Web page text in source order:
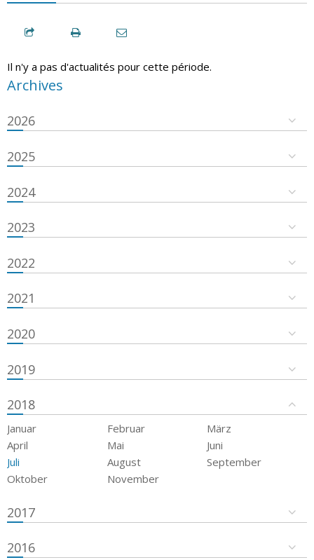
Il n'y a pas d'actualités pour cette période.
Archives
2026
2025
2024
2023
2022
2021
2020
2019
2018
Januar Februar
März
April
Mai
Juni
Juli
August
September
Oktober
November
2017
2016